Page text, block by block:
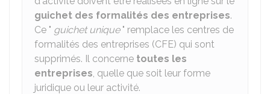
guichet des formalités des entreprises.
Ce " guichet unique" remplace les centres de
formalités des entreprises (CFE) qui sont
supprimés. Il concerne toutes les
entreprises, quelle que soit leur forme
juridique ou leur activité.